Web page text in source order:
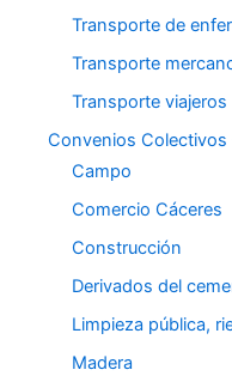
Transporte de
Transporte
Transporte viajeros
Convenios Colectivos
Campo
Comercio Cáceres
Construcción
Derivados del
Limpieza pública,
Madera